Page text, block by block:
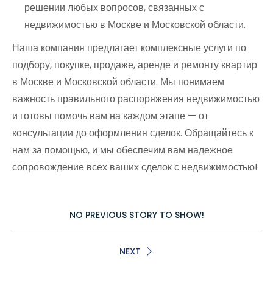
решении любых вопросов, связанных с
недвижимостью в Москве и Московской области.
Наша компания предлагает комплексные услуги по
подбору, покупке, продаже, аренде и ремонту квартир
в Москве и Московской области. Мы понимаем
важность правильного распоряжения недвижимостью
и готовы помочь вам на каждом этапе — от
консультации до оформления сделок. Обращайтесь к
нам за помощью, и мы обеспечим вам надежное
сопровождение всех ваших сделок с недвижимостью!
NO PREVIOUS STORY TO SHOW!
NEXT